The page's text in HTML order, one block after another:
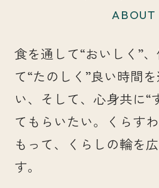
ABOUT
食を通して“おいしく”
て“たのしく”良い時間
い、そして、心身共に“
てもらいたい。くらす
もって、くらしの輪を
す。